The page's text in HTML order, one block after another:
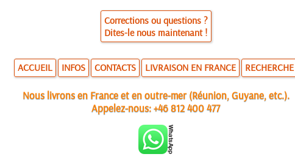
Corrections ou questions ?
Dites-le nous maintenant !
ACCUEIL INFOS CONTACTS LIVRAISON EN FRANCE RECHERCHE
Nous livrons en France et en outre-mer (Réunion, Guyane, etc.).
Appelez-nous:+46 812 400 477